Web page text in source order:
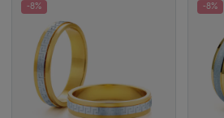
-8% -8%